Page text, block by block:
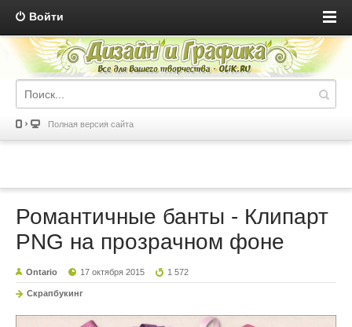
Войти
Полная версия сайта
Романтичные банты - Клипарт
PNG на прозрачном фоне
Ontario 17 октября 2015 1 572
Скрапбукинг